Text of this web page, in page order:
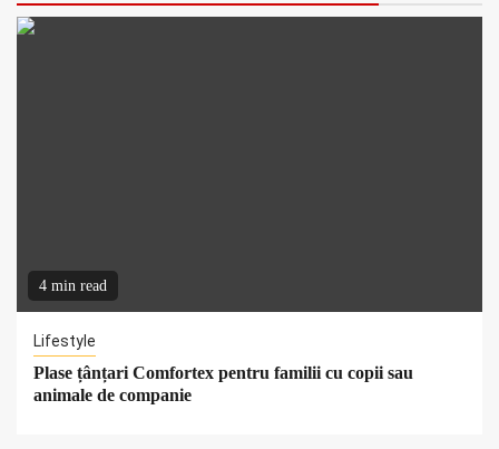
4 min read
Lifestyle
Plase țânțari Comfortex pentru familii cu copii sau
animale de companie